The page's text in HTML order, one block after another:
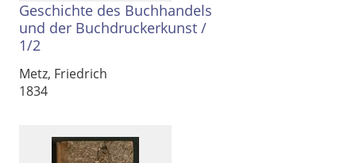
Geschichte des Buchhandels
und der Buchdruckerkunst /
1/2
Metz, Friedrich
1834